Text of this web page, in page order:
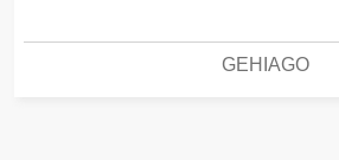
GEHIAGO